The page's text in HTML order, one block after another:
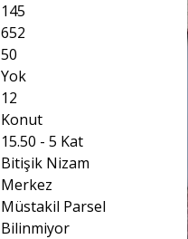
145
652
50
Yok
12
Konut
15.50 - 5 Kat
Bitişik Nizam
Merkez
Müstakil Parsel
Bilinmiyor